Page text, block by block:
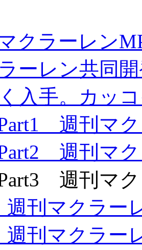
マクラーレン
ラーレン共同
入手。カッ
週刊マ
週刊マ
週刊マ
刊マクラー
刊マクラー